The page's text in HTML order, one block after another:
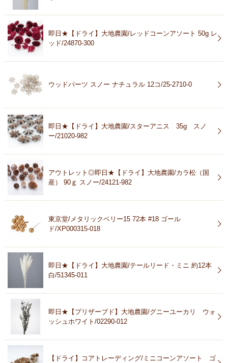
即日★【ドライ】大地農園/レッドコーンアソート 50g レ
ッド/24870-300
ウッドパーツ スノー ナチュラル 12コ/25-2710-0
即日★【ドライ】大地農園/スターアニス 35g スノ
ー/21020-982
アウトレット◎即日★【ドライ】大地農園/カラ松（国
産） 90ｇ スノー/24121-982
東京堂/メタリックベリー15 72本 #18 ゴール
ド/XP000315-018
即日★【ドライ】大地農園/テールリード・ミニ 約12本
白/51345-011
即日★【プリザーブド】大地農園/グニーユーカリ ウォ
ッシュホワイト/02290-012
【ドライ】コアトレーディング/ミニコーンアソート ゴ